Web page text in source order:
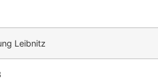
Leibnitz